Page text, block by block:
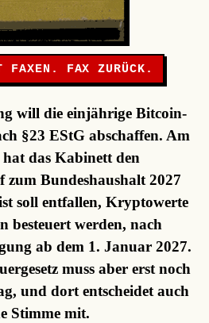
FAXEN. FAX ZURÜCK.
will die einjährige Bitcoin-
§23 EStG abschaffen. Am
das Kabinett den
zum Bundeshaushalt 2027
soll entfallen, Kryptowerte
besteuert werden, nach
ab dem 1. Januar 2027.
muss aber erst noch
und dort entscheidet auch
Stimme mit.